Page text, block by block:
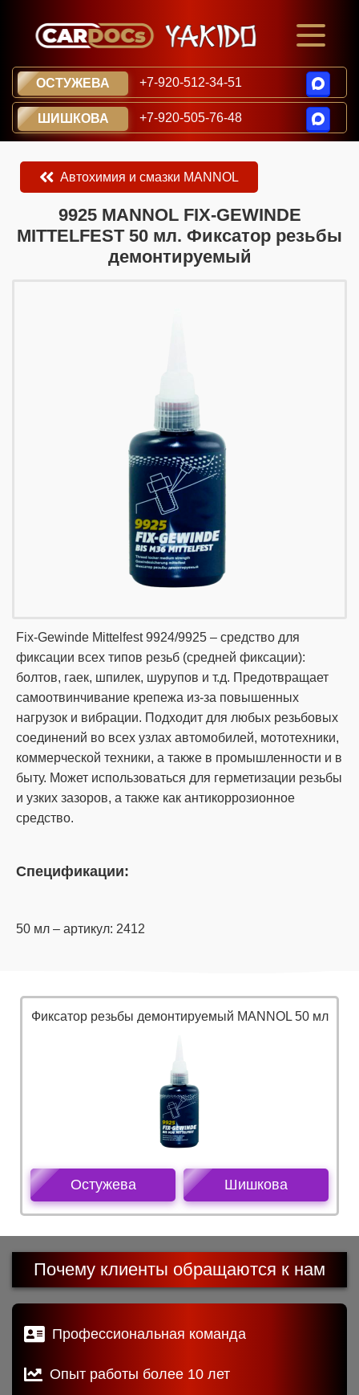
ОСТУЖЕВА +7-920-512-34-51
ШИШКОВА +7-920-505-76-48
Автохимия и смазки MANNOL
​​​​9925 MANNOL FIX-GEWINDE
MITTELFEST 50 мл. Фиксатор резьбы
демонтируемый
Fix-Gewinde Mittelfest 9924/9925 – средство для
фиксации всех типов резьб (средней фиксации):
болтов, гаек, шпилек, шурупов и т.д. Предотвращает
самоотвинчивание крепежа из-за повышенных
нагрузок и вибрации. Подходит для любых резьбовых
соединений во всех узлах автомобилей, мототехники,
коммерческой техники, а также в промышленности и в
быту. Может использоваться для герметизации резьбы
и узких зазоров, а также как антикоррозионное
средство.
Спецификации:
50 мл – артикул: 2412
Фиксатор резьбы демонтируемый MANNOL 50 мл
Остужева Шишкова
Почему клиенты обращаются к нам
Профессиональная команда
Опыт работы более 10 лет